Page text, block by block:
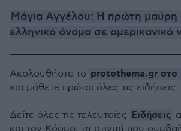
Μάγια Αγγέλου: Η πρώτη μαύρη
ελληνικό όνομα σε αμερικανικό
Ακολουθήστε το protothema.gr στο
και μάθετε πρώτοι όλες τις ειδήσεις
Δείτε όλες τις τελευταίες Ειδήσεις
και τον Κόσμο, τη στιγμή που